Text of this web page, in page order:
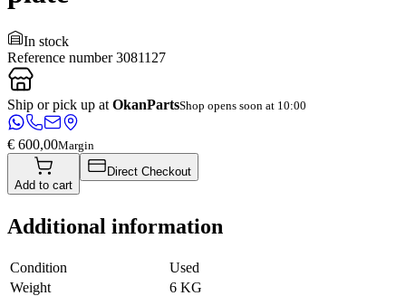
In stock
Reference number 3081127
Ship or pick up at OkanPartsShop opens soon at 10:00
€ 600,00Margin
Add to cart
Direct Checkout
Additional information
Condition
Used
Weight
6 KG